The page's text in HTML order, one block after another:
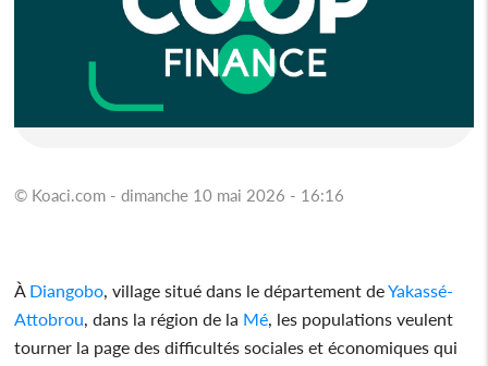
© Koaci.com - dimanche 10 mai 2026 - 16:16
À Diangobo , village situé dans le département deYakassé-
Attobrou , dans la région de la Mé , les populations veulent
tourner la page des difficultés sociales et économiques qui